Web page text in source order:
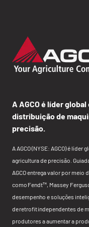
A AGCO é líder
distribuição de
precisão.
A AGCO (NYSE: AGCO) é
agricultura de precisão.
AGCO entrega valor por meio
como Fendt™, Massey
desempenho e soluções
de retrofit independentes de
produtores a aumentar a